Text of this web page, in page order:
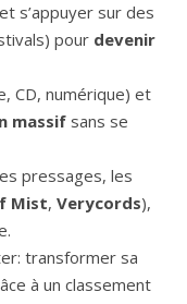
s’appuyer sur des
pour devenir
CD, numérique) et
massif sans se
pressages, les
Mist, Verycords),
transformer sa
à un classement